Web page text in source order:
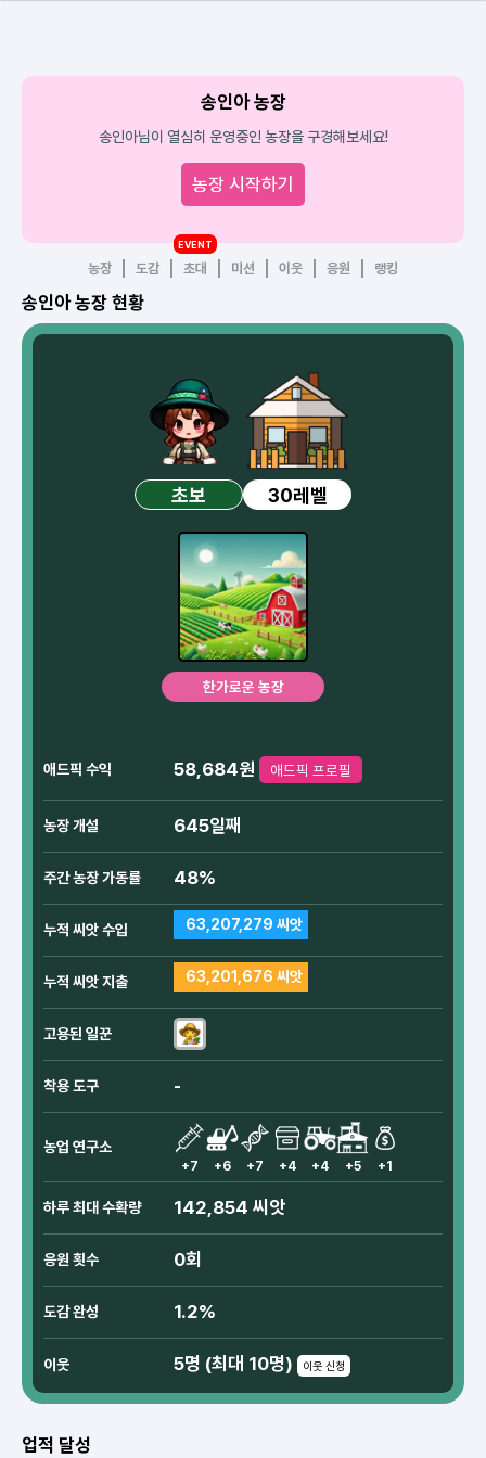
송인아 농장
송인아님이 열심히 운영중인 농장을 구경해보세요!
농장 시작하기
농장 도감 초대
EVENT
미션 이웃 응원 랭킹
송인아 농장 현황
초보 30레벨
한가로운 농장
애드픽 수익 58,684원 애드픽 프로필
농장 개설 645일째
주간 농장 가동률 48%
누적 씨앗 수입 63,207,279 씨앗
누적 씨앗 지출 63,201,676 씨앗
고용된 일꾼
착용 도구 -
농업 연구소
+7 +6 +7 +4 +4 +5 +1
하루 최대 수확량 142,854 씨앗
응원 횟수 0회
도감 완성 1.2%
이웃 5명 (최대 10명) 이웃 신청
업적 달성